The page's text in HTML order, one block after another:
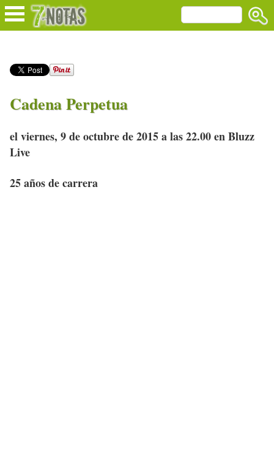
Cadena Perpetua
el viernes, 9 de octubre de 2015 a las 22.00 en Bluzz
Live
25 años de carrera